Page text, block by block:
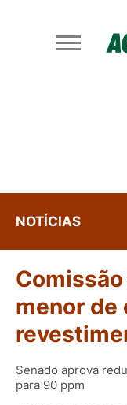
NOTÍCIAS
menor de
Senado aprova
para 90 ppm